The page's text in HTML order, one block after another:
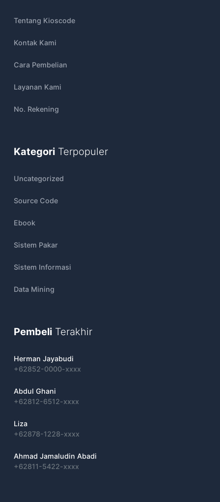
Tentang Kioscode
Kontak Kami
Cara Pembelian
Layanan Kami
No. Rekening
Kategori Terpopuler
Uncategorized
Source Code
Ebook
Sistem Pakar
Sistem Informasi
Data Mining
Pembeli Terakhir
Herman Jayabudi
+62852-0000-xxxx
Abdul Ghani
+62812-6512-xxxx
Liza
+62878-1228-xxxx
Ahmad Jamaludin Abadi
+62811-5422-xxxx